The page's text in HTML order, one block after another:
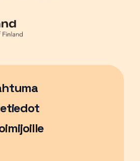
uudessa ikkunassa